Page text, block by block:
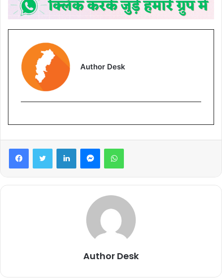
Author Desk
FacebookTwitter LinkedInMessengerWhatsApp
Author Desk